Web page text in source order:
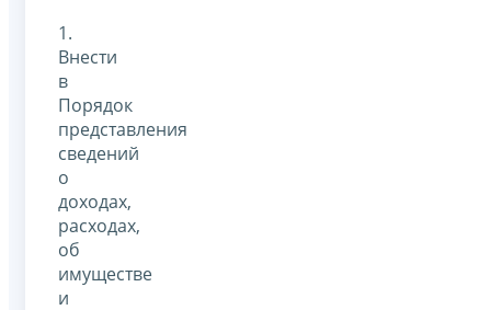
1.
Внести
в
Порядок
представления
сведений
о
доходах,
расходах,
об
имуществе
и